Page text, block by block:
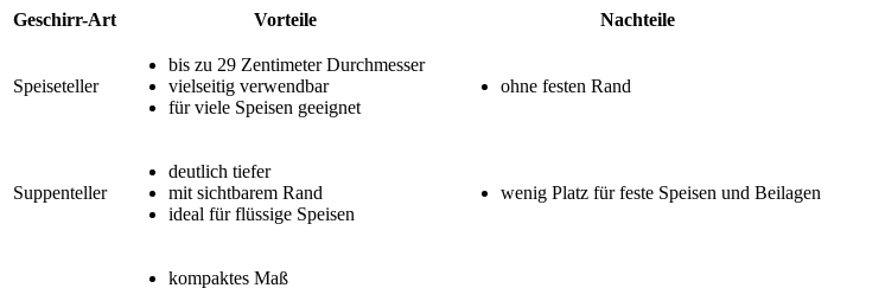
Geschirr-Art Vorteile Nachteile
Speiseteller
bis zu 29 Zentimeter Durchmesser
vielseitig verwendbar
für viele Speisen geeignet
ohne festen Rand
Suppenteller
deutlich tiefer
mit sichtbarem Rand
ideal für flüssige Speisen
wenig Platz für feste Speisen und Beilagen
kompaktes Maß